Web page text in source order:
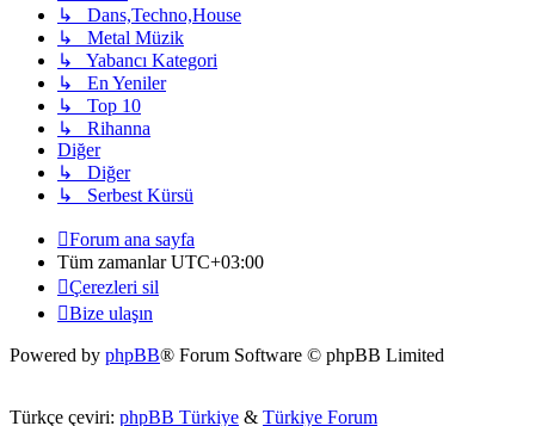
↳ Dans,Techno,House
↳ Metal Müzik
↳ Yabancı Kategori
↳ En Yeniler
↳ Top 10
↳ Rihanna
Diğer
↳ Diğer
↳ Serbest Kürsü
Forum ana sayfa
Tüm zamanlarUTC+03:00
Çerezleri sil
Bize ulaşın
Powered by phpBB® Forum Software © phpBB Limited
Türkçe çeviri: phpBB Türkiye & Türkiye Forum